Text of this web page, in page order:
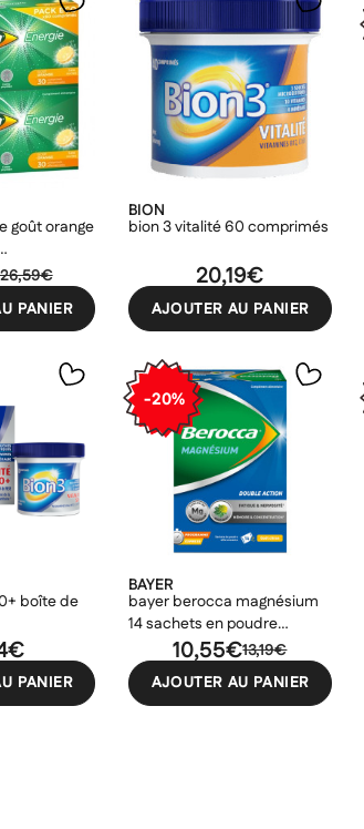
goût orange
26,59€
PANIER
BION
bion 3 vitalité 60 comprimés
20,19€
AJOUTER AU PANIER
boîte de
PANIER
-20%
BAYER
bayer berocca magnésium
14 sachets en poudre
effervescente
13,19€
10,55€
AJOUTER AU PANIER